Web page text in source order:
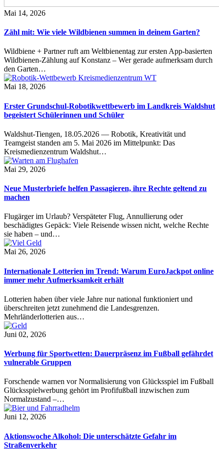
Mai 14, 2026
Zähl mit: Wie viele Wildbienen summen in deinem Garten?
Wildbiene + Partner ruft am Weltbienentag zur ersten App-basierten
Wildbienen-Zählung auf Konstanz – Wer gerade aufmerksam durch
den Garten…
Mai 18, 2026
Erster Grundschul-Robotikwettbewerb im Landkreis Waldshut
begeistert Schülerinnen und Schüler
Waldshut-Tiengen, 18.05.2026 — Robotik, Kreativität und
Teamgeist standen am 5. Mai 2026 im Mittelpunkt: Das
Kreismedienzentrum Waldshut…
Mai 29, 2026
Neue Musterbriefe helfen Passagieren, ihre Rechte geltend zu
machen
Flugärger im Urlaub? Verspäteter Flug, Annullierung oder
beschädigtes Gepäck: Viele Reisende wissen nicht, welche Rechte
sie haben – und…
Mai 26, 2026
Internationale Lotterien im Trend: Warum EuroJackpot online
immer mehr Aufmerksamkeit erhält
Lotterien haben über viele Jahre nur national funktioniert und
überschreiten jetzt zunehmend die Landesgrenzen.
Mehrländerlotterien aus…
Juni 02, 2026
Werbung für Sportwetten: Dauerpräsenz im Fußball gefährdet
vulnerable Gruppen
Forschende warnen vor Normalisierung von Glücksspiel im Fußball
Glücksspielwerbung gehört im Profifußball inzwischen zum
Normalzustand –…
Juni 12, 2026
Aktionswoche Alkohol: Die unterschätzte Gefahr im
Straßenverkehr